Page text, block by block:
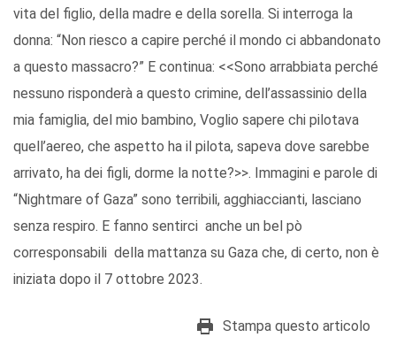
vita del figlio, della madre e della sorella. Si interroga la
donna: “Non riesco a capire perché il mondo ci abbandonato
a questo massacro?” E continua: <<Sono arrabbiata perché
nessuno risponderà a questo crimine, dell’assassinio della
mia famiglia, del mio bambino, Voglio sapere chi pilotava
quell’aereo, che aspetto ha il pilota, sapeva dove sarebbe
arrivato, ha dei figli, dorme la notte?>>. I mmagini e parole di
“Nightmare of Gaza” sono terribili, agghiaccianti, lasciano
senza respiro. E fanno sentirci anche un bel pò
corresponsabili della mattanza su Gaza che, di certo, non è
iniziata dopo il 7 ottobre 2023.
Stampa questo articolo